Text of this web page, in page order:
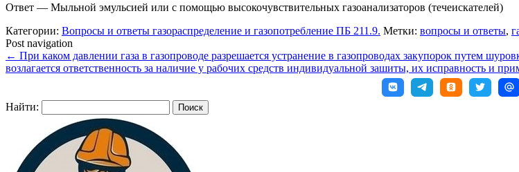
Ответ — Мыльной эмульсией или с помощью высокочувствительных газоанализаторов (течеискателей)
Категории: Вопросы и ответы газораспределение и газопотребление ПБ 211.9. Метки: вопросы и ответы,
Post navigation
← При каком давлении газа в газопроводе разрешается устранение в газопроводах закупорок путем
возлагается ответственность за наличие у рабочих средств индивидуальной зашиты, их исправность и
Найти: